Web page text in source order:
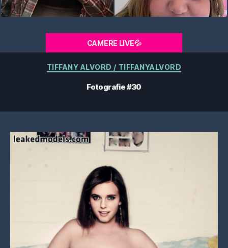
CAMERE LIVE💦
Categorii
TIFFANY ALVORD / TIFFANYALVORD
Fotografie #30